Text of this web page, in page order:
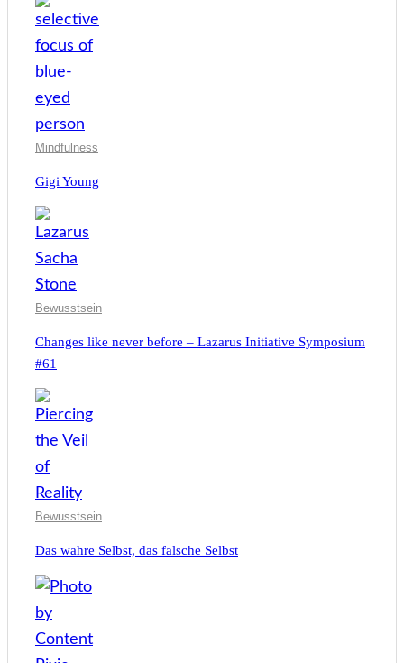
Mindfulness
Gigi Young
Bewusstsein
Changes like never before – Lazarus Initiative Symposium
#61
Bewusstsein
Das wahre Selbst, das falsche Selbst